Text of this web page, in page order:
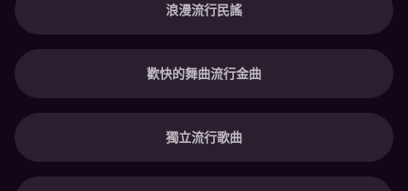
浪漫流行民謠
歡快的舞曲流行金曲
獨立流行歌曲